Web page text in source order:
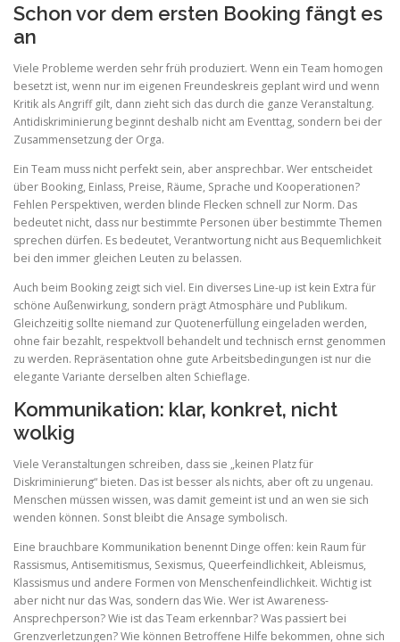
Schon vor dem ersten Booking fängt es
an
Viele Probleme werden sehr früh produziert. Wenn ein Team homogen
besetzt ist, wenn nur im eigenen Freundeskreis geplant wird und wenn
Kritik als Angriff gilt, dann zieht sich das durch die ganze Veranstaltung.
Antidiskriminierung beginnt deshalb nicht am Eventtag, sondern bei der
Zusammensetzung der Orga.
Ein Team muss nicht perfekt sein, aber ansprechbar. Wer entscheidet
über Booking, Einlass, Preise, Räume, Sprache und Kooperationen?
Fehlen Perspektiven, werden blinde Flecken schnell zur Norm. Das
bedeutet nicht, dass nur bestimmte Personen über bestimmte Themen
sprechen dürfen. Es bedeutet, Verantwortung nicht aus Bequemlichkeit
bei den immer gleichen Leuten zu belassen.
Auch beim Booking zeigt sich viel. Ein diverses Line-up ist kein Extra für
schöne Außenwirkung, sondern prägt Atmosphäre und Publikum.
Gleichzeitig sollte niemand zur Quotenerfüllung eingeladen werden,
ohne fair bezahlt, respektvoll behandelt und technisch ernst genommen
zu werden. Repräsentation ohne gute Arbeitsbedingungen ist nur die
elegante Variante derselben alten Schieflage.
Kommunikation: klar, konkret, nicht
wolkig
Viele Veranstaltungen schreiben, dass sie „keinen Platz für
Diskriminierung“ bieten. Das ist besser als nichts, aber oft zu ungenau.
Menschen müssen wissen, was damit gemeint ist und an wen sie sich
wenden können. Sonst bleibt die Ansage symbolisch.
Eine brauchbare Kommunikation benennt Dinge offen: kein Raum für
Rassismus, Antisemitismus, Sexismus, Queerfeindlichkeit, Ableismus,
Klassismus und andere Formen von Menschenfeindlichkeit. Wichtig ist
aber nicht nur das Was, sondern das Wie. Wer ist Awareness-
Ansprechperson? Wie ist das Team erkennbar? Was passiert bei
Grenzverletzungen? Wie können Betroffene Hilfe bekommen, ohne sich